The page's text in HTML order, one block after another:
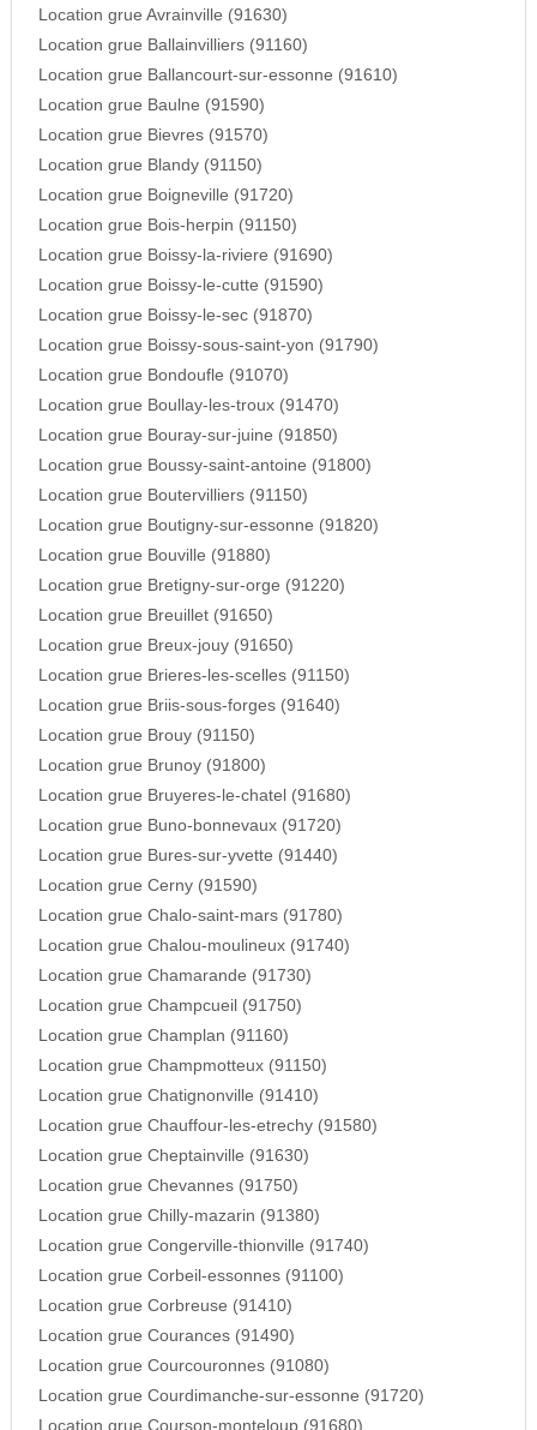
Location grue Avrainville (91630)
Location grue Ballainvilliers (91160)
Location grue Ballancourt-sur-essonne (91610)
Location grue Baulne (91590)
Location grue Bievres (91570)
Location grue Blandy (91150)
Location grue Boigneville (91720)
Location grue Bois-herpin (91150)
Location grue Boissy-la-riviere (91690)
Location grue Boissy-le-cutte (91590)
Location grue Boissy-le-sec (91870)
Location grue Boissy-sous-saint-yon (91790)
Location grue Bondoufle (91070)
Location grue Boullay-les-troux (91470)
Location grue Bouray-sur-juine (91850)
Location grue Boussy-saint-antoine (91800)
Location grue Boutervilliers (91150)
Location grue Boutigny-sur-essonne (91820)
Location grue Bouville (91880)
Location grue Bretigny-sur-orge (91220)
Location grue Breuillet (91650)
Location grue Breux-jouy (91650)
Location grue Brieres-les-scelles (91150)
Location grue Briis-sous-forges (91640)
Location grue Brouy (91150)
Location grue Brunoy (91800)
Location grue Bruyeres-le-chatel (91680)
Location grue Buno-bonnevaux (91720)
Location grue Bures-sur-yvette (91440)
Location grue Cerny (91590)
Location grue Chalo-saint-mars (91780)
Location grue Chalou-moulineux (91740)
Location grue Chamarande (91730)
Location grue Champcueil (91750)
Location grue Champlan (91160)
Location grue Champmotteux (91150)
Location grue Chatignonville (91410)
Location grue Chauffour-les-etrechy (91580)
Location grue Cheptainville (91630)
Location grue Chevannes (91750)
Location grue Chilly-mazarin (91380)
Location grue Congerville-thionville (91740)
Location grue Corbeil-essonnes (91100)
Location grue Corbreuse (91410)
Location grue Courances (91490)
Location grue Courcouronnes (91080)
Location grue Courdimanche-sur-essonne (91720)
Location grue Courson-monteloup (91680)